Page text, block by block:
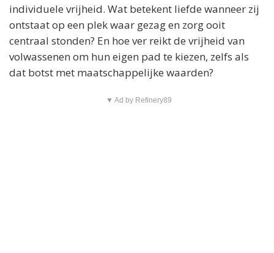
individuele vrijheid. Wat betekent liefde wanneer zij
ontstaat op een plek waar gezag en zorg ooit
centraal stonden? En hoe ver reikt de vrijheid van
volwassenen om hun eigen pad te kiezen, zelfs als
dat botst met maatschappelijke waarden?
▼ Ad by Refinery89